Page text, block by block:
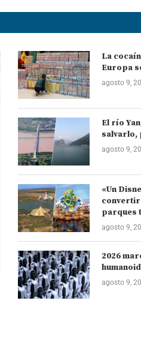
La
Europa
agosto 9,
El río
salvarlo,
agosto 9,
«Un
convertir
parques
agosto 9,
2026
agosto 9,